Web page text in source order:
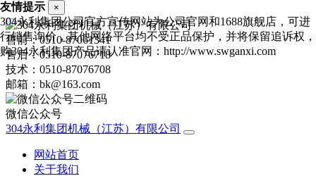
售前：0510-87061341
售后：0510-87076718
技术：0510-87076708
邮箱：bk@163.com
微信公众号
304永利集团机械（江苏）有限公司
网站首页
关于我们
友情提示 ×
304永利集团公司官方宣传网站为公司官网和1688旗舰店，可进
行销售询价，其他网络平台均不受正品保护，并将保留追诉权，
购304永利集团产品请认准官网：http://www.swganxi.com